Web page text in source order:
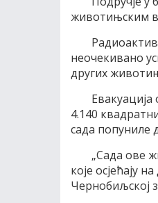
животињским
неочекивано
других
4.140
сада
„Сада ове
које осјећају
Чернобиљској